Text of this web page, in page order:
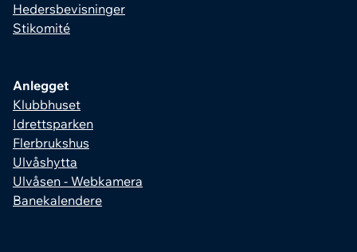
Hedersbevisninger
Stikomité
Anlegget
Klubbhuset
Idrettsparken
Flerbrukshus
Ulvåshytta
Ulvåsen - Webkamera
Banekalendere